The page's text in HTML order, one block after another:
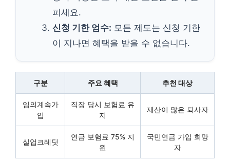
피세요.
신청 기한 엄수: 모든 제도는 신청 기한
이 지나면 혜택을 받을 수 없습니다.
구분 주요 혜택 추천 대상
임의계속가
입
직장 당시 보험료 유
지
재산이 많은 퇴사자
실업크레딧
연금 보험료 75% 지
원
국민연금 가입 희망
자